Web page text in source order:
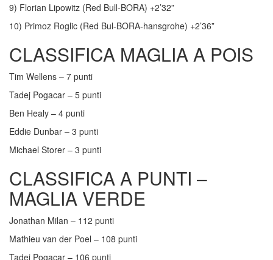
9) Florian Lipowitz (Red Bull-BORA) +2’32”
10) Primoz Roglic (Red Bul-BORA-hansgrohe) +2’36”
CLASSIFICA MAGLIA A POIS
Tim Wellens – 7 punti
Tadej Pogacar – 5 punti
Ben Healy – 4 punti
Eddie Dunbar – 3 punti
Michael Storer – 3 punti
CLASSIFICA A PUNTI –
MAGLIA VERDE
Jonathan Milan – 112 punti
Mathieu van der Poel – 108 punti
Tadej Pogacar – 106 punti